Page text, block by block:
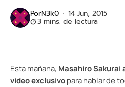
PorN3k0 14 Jun, 2015
3 mins. de lectura
Esta mañana, Masahiro Sakurai
video exclusivopara hablar de